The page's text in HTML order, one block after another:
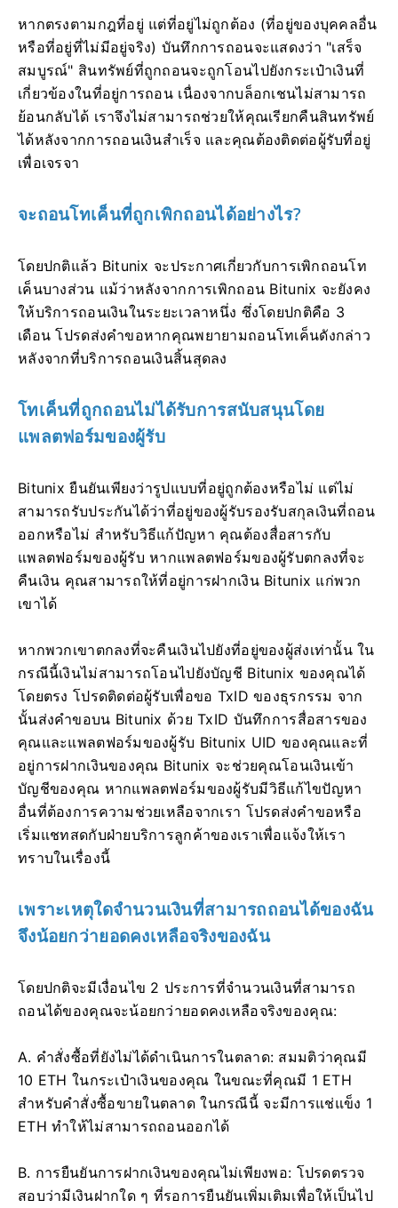
หากตรงตามกฎที่อยู่ แต่ที่อยู่ไม่ถูกต้อง (ที่อยู่ของบุคคลอื่น
หรือที่อยู่ที่ไม่มีอยู่จริง) บันทึกการถอนจะแสดงว่า "เสร็จ
สมบูรณ์" สินทรัพย์ที่ถูกถอนจะถูกโอนไปยังกระเป๋าเงินที่
เกี่ยวข้องในที่อยู่การถอน เนื่องจากบล็อกเชนไม่สามารถ
ย้อนกลับได้ เราจึงไม่สามารถช่วยให้คุณเรียกคืนสินทรัพย์
ได้หลังจากการถอนเงินสำเร็จ และคุณต้องติดต่อผู้รับที่อยู่
เพื่อเจรจา
จะถอนโทเค็นที่ถูกเพิกถอนได้อย่างไร?
โดยปกติแล้ว Bitunix จะประกาศเกี่ยวกับการเพิกถอนโท
เค็นบางส่วน แม้ว่าหลังจากการเพิกถอน Bitunix จะยังคง
ให้บริการถอนเงินในระยะเวลาหนึ่ง ซึ่งโดยปกติคือ 3
เดือนโปรดส่งคำขอหากคุณพยายามถอนโทเค็นดังกล่าว
หลังจากที่บริการถอนเงินสิ้นสุดลง
โทเค็นที่ถูกถอนไม่ได้รับการสนับสนุนโดย
แพลตฟอร์มของผู้รับ
Bitunix ยืนยันเพียงว่ารูปแบบที่อยู่ถูกต้องหรือไม่ แต่ไม่
สามารถรับประกันได้ว่าที่อยู่ของผู้รับรองรับสกุลเงินที่ถอน
ออกหรือไม่ สำหรับวิธีแก้ปัญหา คุณต้องสื่อสารกับ
แพลตฟอร์มของผู้รับหากแพลตฟอร์มของผู้รับตกลงที่จะ
คืนเงิน คุณสามารถให้ที่อยู่การฝากเงิน Bitunix แก่พวก
เขาได้
หากพวกเขาตกลงที่จะคืนเงินไปยังที่อยู่ของผู้ส่งเท่านั้น ใน
กรณีนี้เงินไม่สามารถโอนไปยังบัญชี Bitunix ของคุณได้
โดยตรง โปรดติดต่อผู้รับเพื่อขอ TxID ของธุรกรรม จาก
นั้นส่งคำขอบน Bitunix ด้วย TxID บันทึกการสื่อสารของ
คุณและแพลตฟอร์มของผู้รับ Bitunix UID ของคุณและที่
อยู่การฝากเงินของคุณ Bitunix จะช่วยคุณโอนเงินเข้า
บัญชีของคุณ หากแพลตฟอร์มของผู้รับมีวิธีแก้ไขปัญหา
อื่นที่ต้องการความช่วยเหลือจากเรา โปรดส่งคำขอหรือ
เริ่มแชทสดกับฝ่ายบริการลูกค้าของเราเพื่อแจ้งให้เรา
ทราบในเรื่องนี้
เพราะเหตุใดจำนวนเงินที่สามารถถอนได้ของฉัน
จึงน้อยกว่ายอดคงเหลือจริงของฉัน
โดยปกติจะมีเงื่อนไข 2 ประการที่จำนวนเงินที่สามารถ
ถอนได้ของคุณจะน้อยกว่ายอดคงเหลือจริงของคุณ:
A. คำสั่งซื้อที่ยังไม่ได้ดำเนินการในตลาด: สมมติว่าคุณมี
10 ETH ในกระเป๋าเงินของคุณ ในขณะที่คุณมี 1 ETH
สำหรับคำสั่งซื้อขายในตลาดในกรณีนี้ จะมีการแช่แข็ง 1
ETH ทำให้ไม่สามารถถอนออกได้
B. การยืนยันการฝากเงินของคุณไม่เพียงพอ: โปรดตรวจ
สอบว่ามีเงินฝากใด ๆ ที่รอการยืนยันเพิ่มเติมเพื่อให้เป็นไป